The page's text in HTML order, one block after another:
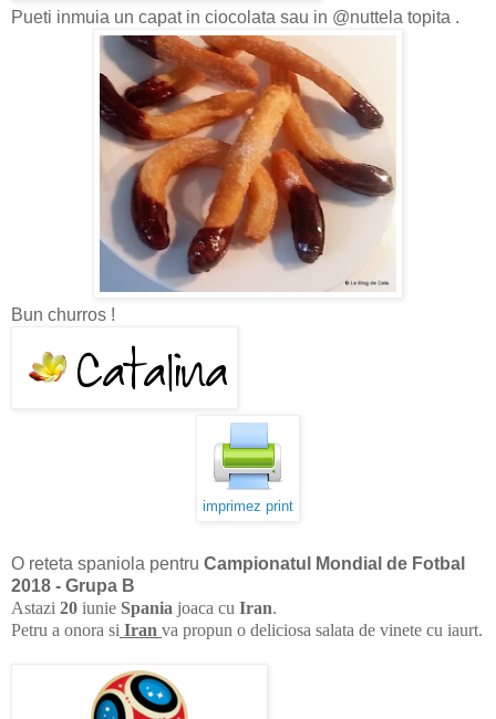
Pueti inmuia un capat in ciocolata sau in @nuttela topita .
Bun churros !
imprimez print
O reteta spaniola pentru Campionatul Mondial de Fotbal
2018 - Grupa B
Astazi 20 iunie Spania joaca cu Iran.
Petru a onora si Iran va propun o deliciosa salata de vinete cu iaurt.